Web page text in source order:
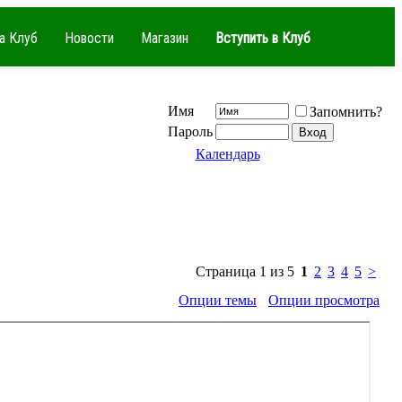
Клуб Новости Магазин Вступить в Клуб
Имя
Запомнить?
Пароль
Календарь
Страница 1 из 5 1 2 3 4 5 >
Опции темы
Опции просмотра